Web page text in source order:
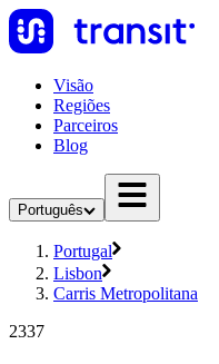
Visão
Regiões
Parceiros
Blog
Português
Portugal
Lisbon
Carris Metropolitana
2337